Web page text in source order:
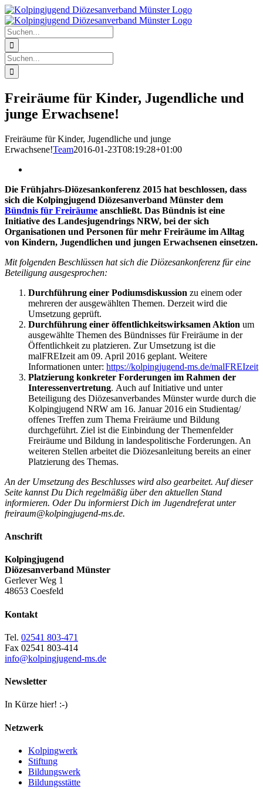
Zum
Inhalt
springen
Instagram
YouTube
Facebook
E-
Mail
Telefon
Suche
nach:
Suche
nach:
Freiräume für Kinder, Jugendliche und
junge Erwachsene!
Freiräume für Kinder, Jugendliche und junge
Erwachsene!Team2016-01-23T08:19:28+01:00
Die Frühjahrs-Diözesankonferenz 2015 hat beschlossen, dass
sich die Kolpingjugend Diözesanverband Münster dem
Bündnis für Freiräume anschließt. Das Bündnis ist eine
Initiative des Landesjugendrings NRW, bei der sich
Organisationen und Personen für mehr Freiräume im Alltag
von Kindern, Jugendlichen und jungen Erwachsenen einsetzen.
Mit folgenden Beschlüssen hat sich die Diözesankonferenz für eine
Beteiligung ausgesprochen:
Durchführung einer Podiumsdiskussion zu einem oder
mehreren der ausgewählten Themen. Derzeit wird die
Umsetzung geprüft.
Durchführung einer öffentlichkeitswirksamen Aktion um
ausgewählte Themen des Bündnisses für Freiräume in der
Öffentlichkeit zu platzieren. Zur Umsetzung ist die
malFREIzeit am 09. April 2016 geplant. Weitere
Informationen unter: https://kolpingjugend-ms.de/malFREIzeit
Platzierung konkreter Forderungen im Rahmen der
Interessenvertretung. Auch auf Initiative und unter
Beteiligung des Diözesanverbandes Münster wurde durch die
Kolpingjugend NRW am 16. Januar 2016 ein Studientag/
offenes Treffen zum Thema Freiräume und Bildung
durchgeführt. Ziel ist die Einbindung der Themenfelder
Freiräume und Bildung in landespolitische Forderungen. An
weiteren Stellen arbeitet die Diözesanleitung bereits an einer
Platzierung des Themas.
An der Umsetzung des Beschlusses wird also gearbeitet. Auf dieser
Seite kannst Du Dich regelmäßig über den aktuellen Stand
informieren. Oder Du informierst Dich im Jugendreferat unter
freiraum@kolpingjugend-ms.de.
Anschrift
Kolpingjugend
Diözesanverband Münster
Gerlever Weg 1
48653 Coesfeld
Kontakt
Tel. 02541 803-471
Fax 02541 803-414
info@kolpingjugend-ms.de
Newsletter
In Kürze hier! :-)
Netzwerk
Kolpingwerk
Stiftung
Bildungswerk
Bildungsstätte